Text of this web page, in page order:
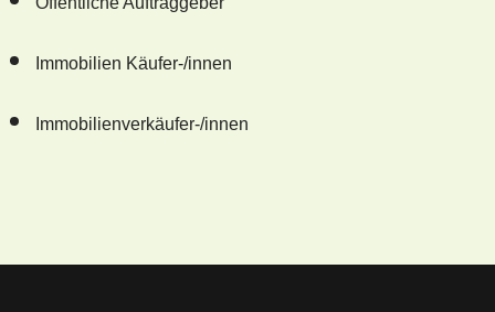
Immobilien Käufer-/innen
Immobilienverkäufer-/innen